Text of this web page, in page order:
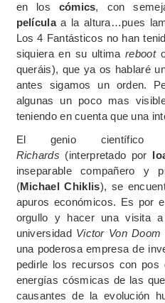
en los cómics, con
películaa la altura…pues
Los 4 Fantásticos no han
siquiera en su ultimarebooto
queráis), que ya os hablaré
antes sigamos un orden.
algunas un poco mas
teniendo en cuenta que una
El genio
Richards (interpretado por
inseparable compañero y
(Michael Chiklis), se
apuros económicos. Es por
orgullo y hacer una visita
universidad Victor Von Doom
una poderosa empresa de
pedirle los recursos con pos
energías cósmicas de las
causantes de la evolución